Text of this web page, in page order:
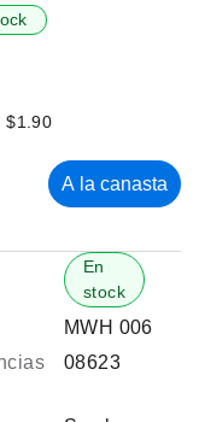
$1.90
A la canasta
En
stock
MWH 006
08623